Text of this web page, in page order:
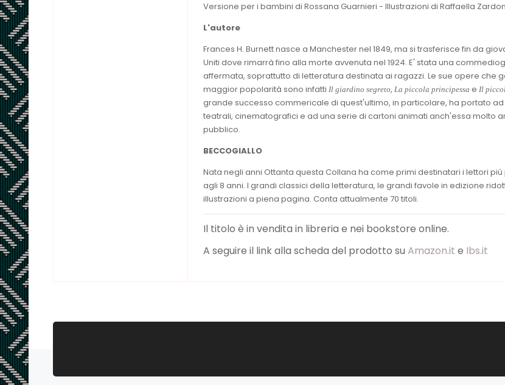
Versione per i bambini di Rossana Guarnieri - Illustrazioni di Raffaella
L'autore
Frances H. Burnett nasce a Manchester nel 1849, ma si trasferisce fin da
Uniti dove rimarrà fino alla morte avvenuta nel 1924. E' stata una
affermata, soprattutto di letteratura destinata ai ragazzi. Le sue opere che
maggior popolarità sono infatti Il giardino segreto, La piccola principessa e Il
grande successo commericale di quest'ultimo, in particolare, ha portato
teatrali, cinematografici e ad una serie di cartoni animati anch'essa molto
pubblico.
BECCOGIALLO
Nata negli anni Ottanta questa Collana ha come primi destinatari i lettori più
agli 8 anni. I grandi classici della letteratura, le grandi favole in edizione
illustrazioni a piena pagina. Conta attualmente 70 titoli.
Il titolo è in vendita in libreria e nei bookstore online.
A seguire il link alla scheda del prodotto su Amazon.it e Ibs.it